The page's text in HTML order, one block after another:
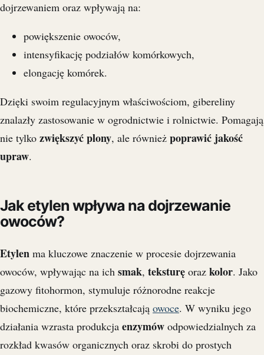
dojrzewaniem oraz wpływają na:
powiększenie owoców,
intensyfikację podziałów komórkowych,
elongację komórek.
Dzięki swoim regulacyjnym właściwościom, gibereliny
znalazły zastosowanie w ogrodnictwie i rolnictwie. Pomagają
nie tylko zwiększyć plony, ale również poprawić jakość
upraw.
Jak etylen wpływa na dojrzewanie
owoców?
Etylen ma kluczowe znaczenie w procesie dojrzewania
owoców, wpływając na ich smak, teksturę oraz kolor. Jako
gazowy fitohormon, stymuluje różnorodne reakcje
biochemiczne, które przekształcają owoce. W wyniku jego
działania wzrasta produkcja enzymów odpowiedzialnych za
rozkład kwasów organicznych oraz skrobi do prostych